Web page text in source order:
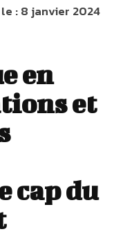
:8 janvier 2024
en
et
cap du